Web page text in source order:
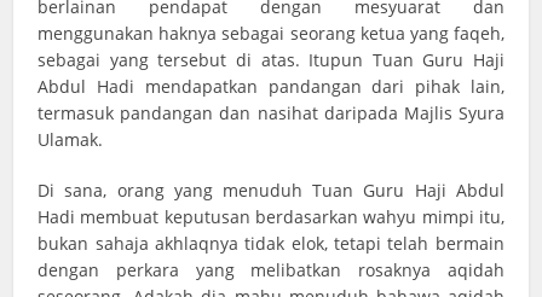
berlainan pendapat dengan mesyuarat dan
menggunakan haknya sebagai seorang ketua yang faqeh,
sebagai yang tersebut di atas. Itupun Tuan Guru Haji
Abdul Hadi mendapatkan pandangan dari pihak lain,
termasuk pandangan dan nasihat daripada Majlis Syura
Ulamak.
Di sana, orang yang menuduh Tuan Guru Haji Abdul
Hadi membuat keputusan berdasarkan wahyu mimpi itu,
bukan sahaja akhlaqnya tidak elok, tetapi telah bermain
dengan perkara yang melibatkan rosaknya aqidah